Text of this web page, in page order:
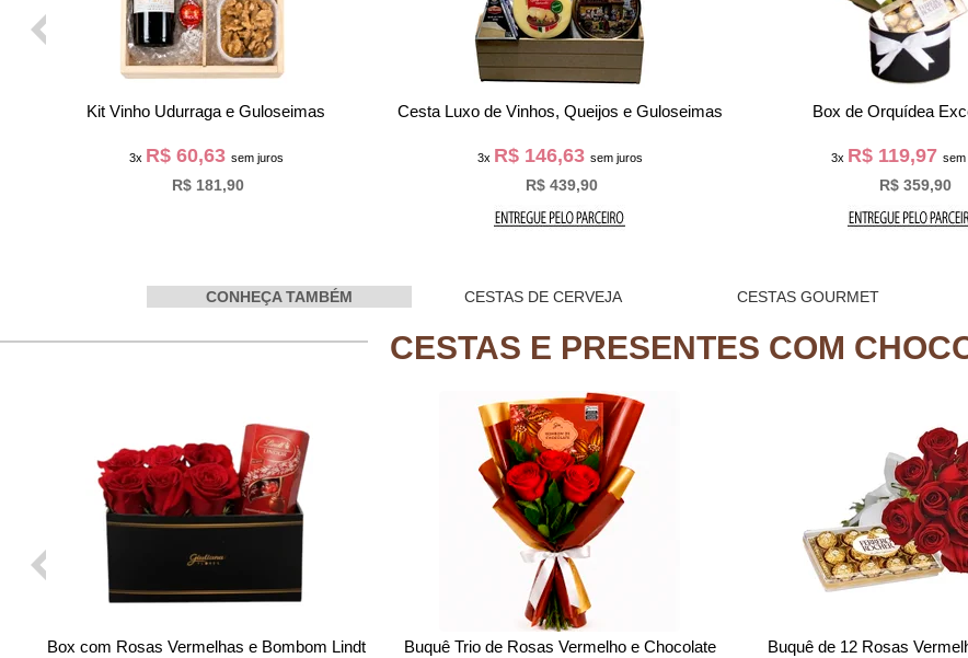
Box Eterno Amor
3xR$ 116,63sem juros
R$ 349,90
Kit Vinho Tinto Alecrim e Guloseimas
3x R$ 128,30 sem juros
R$ 384,90
Kit Vinho Udurraga e
3xR$ 60,63 sem
R$ 181,90
CONHEÇA TAMBÉM CESTAS DE CERVEJA CESTAS GOURMET
CESTAS E PRESENTES COM
Buquê de 6 Rosas Champanhe e Ferrero Lírio Amarelo Plantado e Chocolate Ferrero Box com Rosas Vermelhas e